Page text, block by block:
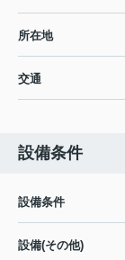
所在地
交通
設備条件
設備条件
設備(その他)